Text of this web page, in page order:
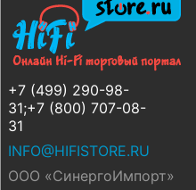
+7 (499) 290-98-
31;+7 (800) 707-08-
31
INFO@HIFISTORE.RU
ООО «СинергоИмпорт»